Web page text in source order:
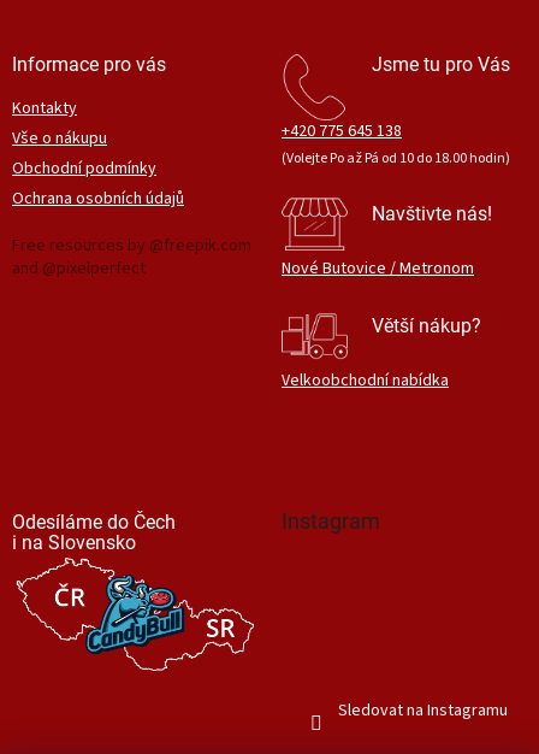
Informace pro vás
Kontakty
Vše o nákupu
Obchodní podmínky
Ochrana osobních údajů
Free resources by @freepik.com
and @pixelperfect
Jsme tu pro Vás
+420 775 645 138
(Volejte Po až Pá od 10 do 18.00 hodin)
Navštivte nás!
Nové Butovice / Metronom
Větší nákup?
Velkoobchodní nabídka
Odesíláme do Čech
i na Slovensko
Instagram
Sledovat na Instagramu